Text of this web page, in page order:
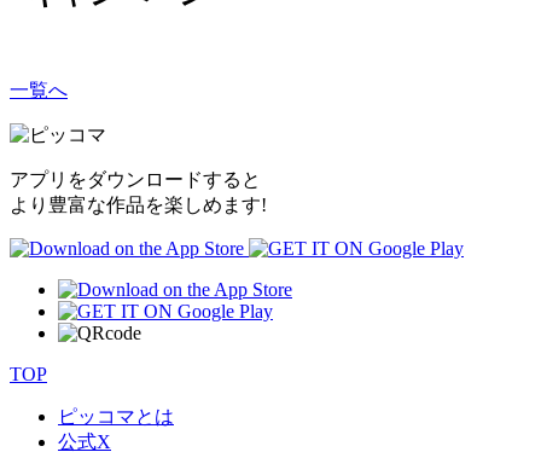
一覧へ
アプリをダウンロードすると
より豊富な作品を楽しめます!
TOP
ピッコマとは
公式X